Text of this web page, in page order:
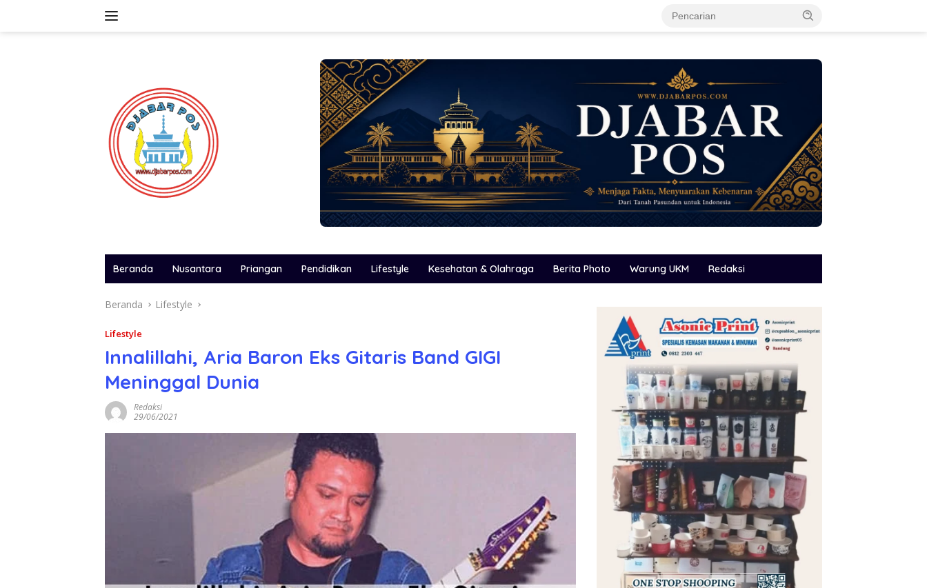
Beranda Nusantara Priangan Pendidikan Lifestyle Kesehatan & Olahraga Berita Photo Warung UKM Redaksi
Beranda Lifestyle
Lifestyle
Innalillahi, Aria Baron Eks Gitaris Band GIGI
Meninggal Dunia
Redaksi
29/06/2021